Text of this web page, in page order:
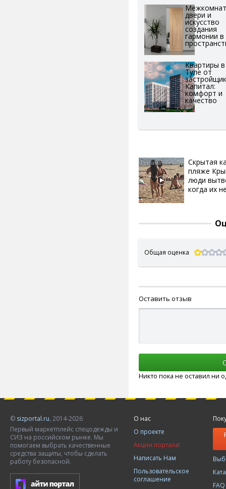
двери и
искусство
создания
гармонии в
Квартиры в
Туле от
Капитал:
комфорт и
качество
Скрытая
пляже
люди
когда их
Общая оценка
Оставить отзыв
Никто пока не оставил ни
© sizportal.ru, 2014-2026
Первый маркетплейс спецодежды и
СИЗ на российском рынке. Мы
помогаем выбрать качественные
средства защиты, чтобы сделать
работу безопасной.
О нас
О проекте
Акции портала!
Написать Нам
Пользовательское
соглашение
FAQ